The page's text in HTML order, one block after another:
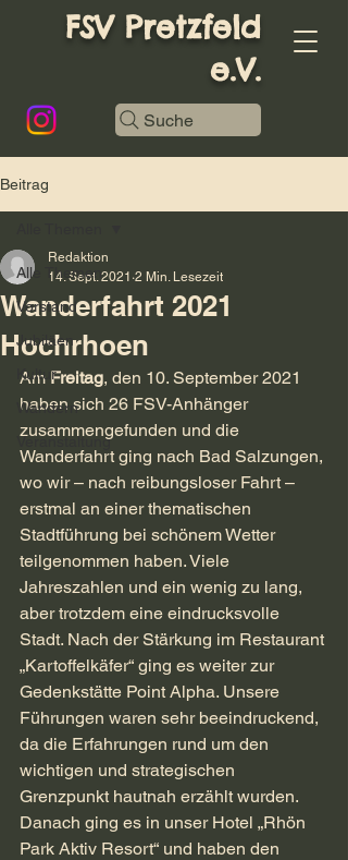
FSV Pretzfeld
e.V.
Suche
Beitrag
Alle Themen
Vorstand
Jubiläen
Kultur
Wandern
Veranstaltung
Wanderfahrt 2021
Hochrhoen
Redaktion
14. Sept. 2021 2 Min. Lesezeit
Am Freitag, den 10. September 2021
haben sich 26 FSV-Anhänger
zusammengefunden und die
Wanderfahrt ging nach Bad Salzungen,
wo wir – nach reibungsloser Fahrt –
erstmal an einer thematischen
Stadtführung bei schönem Wetter
teilgenommen haben. Viele
Jahreszahlen und ein wenig zu lang,
aber trotzdem eine eindrucksvolle
Stadt. Nach der Stärkung im Restaurant
„Kartoffelkäfer“ ging es weiter zur
Gedenkstätte Point Alpha. Unsere
Führungen waren sehr beeindruckend,
da die Erfahrungen rund um den
wichtigen und strategischen
Grenzpunkt hautnah erzählt wurden.
Danach ging es in unser Hotel „Rhön
Park Aktiv Resort“ und haben den